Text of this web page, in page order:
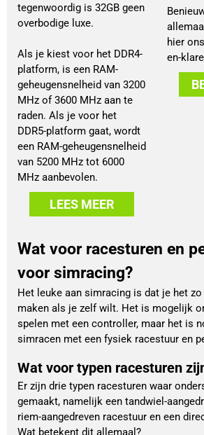
tegenwoordig is 32GB geen
overbodige luxe.
Als je kiest voor het DDR4-
platform, is een RAM-
geheugensnelheid van 3200
MHz of 3600 MHz aan te
raden. Als je voor het
DDR5-platform gaat, wordt
een RAM-geheugensnelheid
van 5200 MHz tot 6000
MHz aanbevolen.
LEES MEER
hier
en-
Wat voor racesturen en
voor simracing?
Het leuke aan simracing is dat je het
maken als je zelf wilt. Het is mogelijk
spelen met een controller, maar het is
simracen met een fysiek racestuur en
Wat voor typen racesturen
Er zijn drie typen racesturen waar
gemaakt, namelijk een tandwiel-
riem-aangedreven racestuur en een
Wat betekent dit allemaal?